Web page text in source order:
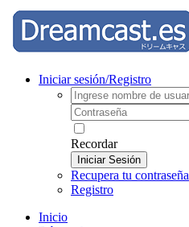
Iniciar sesión/Registro
Recordar
Iniciar Sesión
Recupera tu contraseña
Registro
Inicio